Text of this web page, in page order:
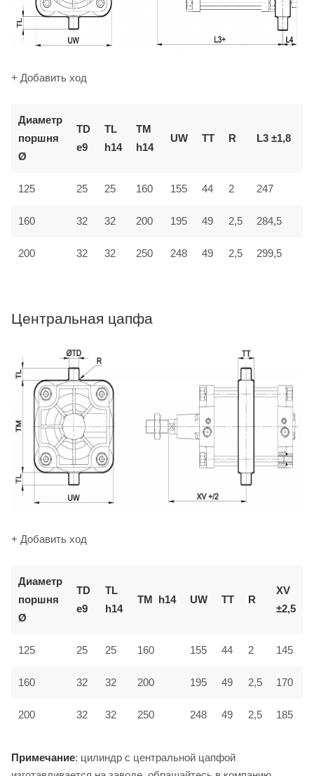
+ Добавить ход
Диаметр
поршня
Ø
TD
e9
TL
h14
TM
h14
UW TT R L3 ±1,8
125 25 25 160 155 44 2 247
160 32 32 200 195 49 2,5 284,5
200 32 32 250 248 49 2,5 299,5
Центральная цапфа
+ Добавить ход
Диаметр
поршня
Ø
TD
e9
TL
h14
TM h14 UW TT R
XV
±2,5
125 25 25 160 155 44 2 145
160 32 32 200 195 49 2,5 170
200 32 32 250 248 49 2,5 185
Примечание: цилиндр с центральной цапфой